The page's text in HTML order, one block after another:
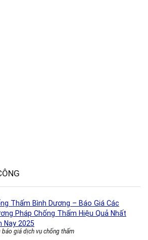
Thấm Bình Dương – Báo Giá Các
Pháp Chống Thấm Hiệu Quả Nhất
Nay 2025
báo giá dịch vụ chống thấm